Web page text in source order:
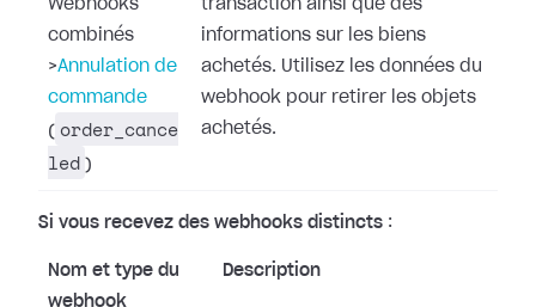
Webhooks
combinés
>Annulation de
commande
( order_cance
led )
transaction ainsi que des
informations sur les biens
achetés. Utilisez les données du
webhook pour retirer les objets
achetés.
Si vous recevez des webhooks distincts :
Nom et type du
webhook
Description